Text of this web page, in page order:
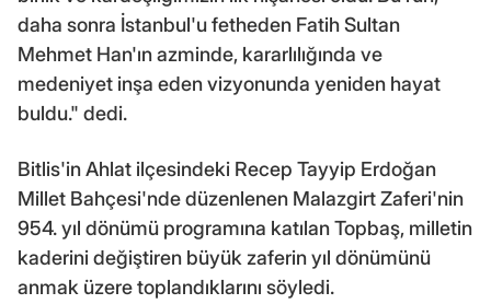
daha sonra İstanbul'u fetheden Fatih Sultan
Mehmet Han'ın azminde, kararlılığında ve
medeniyet inşa eden vizyonunda yeniden hayat
buldu." dedi.
Bitlis'in Ahlat ilçesindeki Recep Tayyip Erdoğan
Millet Bahçesi'nde düzenlenen Malazgirt Zaferi'nin
954. yıl dönümü programına katılan Topbaş, milletin
kaderini değiştiren büyük zaferin yıl dönümünü
anmak üzere toplandıklarını söyledi.